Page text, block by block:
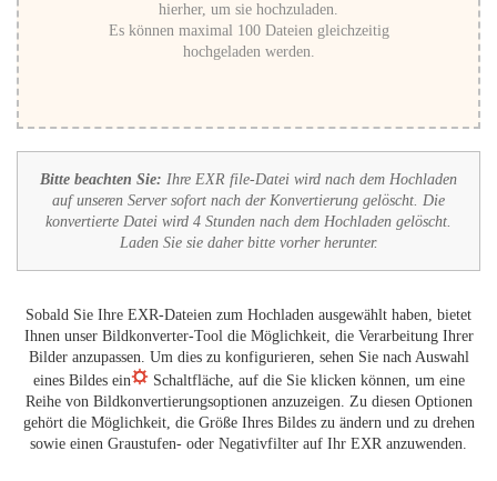
hierher, um sie hochzuladen.
Es können maximal 100 Dateien gleichzeitig
hochgeladen werden.
Bitte beachten Sie: Ihre EXR file-Datei wird nach dem Hochladen
auf unseren Server sofort nach der Konvertierung gelöscht. Die
konvertierte Datei wird 4 Stunden nach dem Hochladen gelöscht.
Laden Sie sie daher bitte vorher herunter.
Sobald Sie Ihre EXR-Dateien zum Hochladen ausgewählt haben, bietet
Ihnen unser Bildkonverter-Tool die Möglichkeit, die Verarbeitung Ihrer
Bilder anzupassen. Um dies zu konfigurieren, sehen Sie nach Auswahl
eines Bildes ein
Schaltfläche, auf die Sie klicken können, um eine
Reihe von Bildkonvertierungsoptionen anzuzeigen. Zu diesen Optionen
gehört die Möglichkeit, die Größe Ihres Bildes zu ändern und zu drehen
sowie einen Graustufen- oder Negativfilter auf Ihr EXR anzuwenden.